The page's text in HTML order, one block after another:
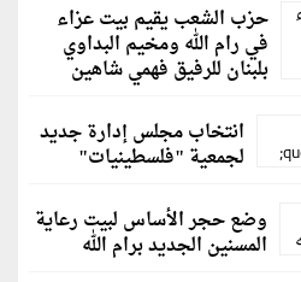
حزب الشعب يقيم بيت عزاء
في رام الله ومخيم البداوي
بلبنان للرفيق فهمي شاهين
انتخاب مجلس إدارة جديد
لجمعية "فلسطينيات"
وضع حجر الأساس لبيت رعاية
المسنين الجديد برام الله